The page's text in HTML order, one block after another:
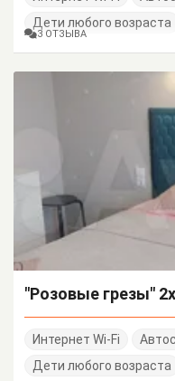
Дети любого возраста
3 ОТЗЫВА
"Розовые грезы"
Интернет Wi-Fi
Дети любого возраста